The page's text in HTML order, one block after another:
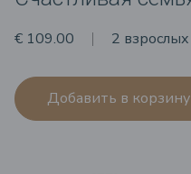
€ 109.00 2
Добавить в корзину